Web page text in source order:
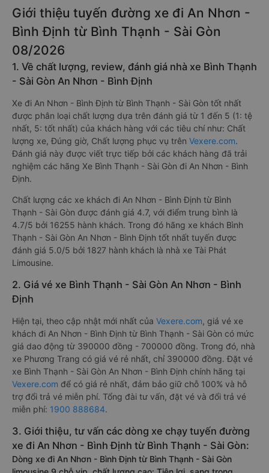
Giới thiệu tuyến đường xe đi An Nhơn -
Bình Định từ Bình Thạnh - Sài Gòn
08/2026
1. Về chất lượng, review, đánh giá nhà xe Bình Thạnh
- Sài Gòn An Nhơn - Bình Định
Xe đi An Nhơn - Bình Định từ Bình Thạnh - Sài Gòn tốt nhất
được phân loại chất lượng dựa trên đánh giá từ 1 đến 5 (1: tệ
nhất, 5: tốt nhất) của khách hàng với các tiêu chí như: Chất
lượng xe, Đúng giờ, Chất lượng phục vụ trên Vexere.com.
Đánh giá này được viết trực tiếp bởi các khách hàng đã trải
nghiệm các hãng Xe Bình Thạnh - Sài Gòn đi An Nhơn - Bình
Định.
Chất lượng các xe khách đi An Nhơn - Bình Định từ Bình
Thạnh - Sài Gòn được đánh giá 4.7, với điểm trung bình là
4.7/5 bởi 16255 hành khách. Trong đó hãng xe khách Bình
Thạnh - Sài Gòn An Nhơn - Bình Định tốt nhất tuyến được
đánh giá 5.0/5 bởi 1827 hành khách là nhà xe Tài Phát
Limousine.
2. Giá vé xe Bình Thạnh - Sài Gòn An Nhơn - Bình
Định
Hiện tại, theo cập nhật mới nhất của Vexere.com, giá vé xe
khách đi An Nhơn - Bình Định từ Bình Thạnh - Sài Gòn có mức
giá dao động từ 390000 đồng - 700000 đồng. Trong đó, nhà
xe Phương Trang có giá vé rẻ nhất, chỉ 390000 đồng. Đặt vé
xe Bình Thạnh - Sài Gòn An Nhơn - Bình Định chính hãng tại
Vexere.com để có giá rẻ nhất, đảm bảo giữ chỗ 100% và hỗ
trợ đổi trả vé miễn phí. Tổng đài tư vấn, đặt vé và đổi trả vé
miễn phí: 1900 888684.
3. Giới thiệu, tư vấn các dòng xe chạy tuyến đường
xe đi An Nhơn - Bình Định từ Bình Thạnh - Sài Gòn:
Dòng xe đi An Nhơn - Bình Định từ Bình Thạnh - Sài Gòn